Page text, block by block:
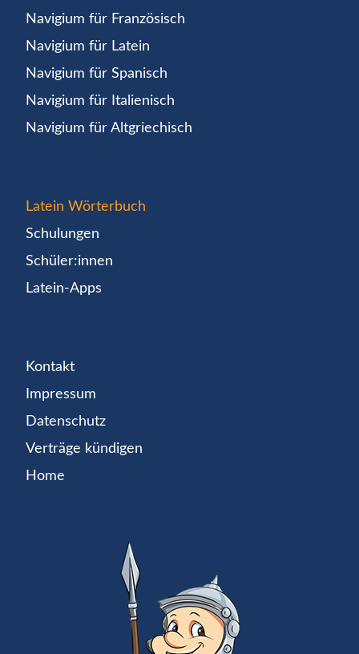
Navigium für Französisch
Navigium für Latein
Navigium für Spanisch
Navigium für Italienisch
Navigium für Altgriechisch
Latein Wörterbuch
Schulungen
Schüler:innen
Latein-Apps
Kontakt
Impressum
Datenschutz
Verträge kündigen
Home